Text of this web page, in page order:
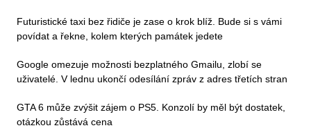
Futuristické taxi bez řidiče je zase o krok blíž. Bude si s vámi
povídat a řekne, kolem kterých památek jedete
Google omezuje možnosti bezplatného Gmailu, zlobí se
uživatelé. V lednu ukončí odesílání zpráv z adres třetích stran
GTA 6 může zvýšit zájem o PS5. Konzolí by měl být dostatek,
otázkou zůstává cena